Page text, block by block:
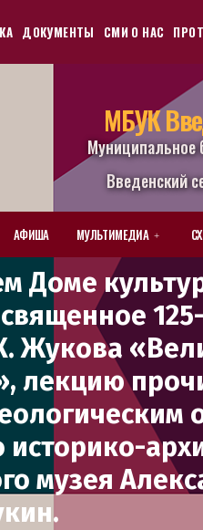
ДОКУМЕНТЫ СМИ О НАС
МБУК
Введенский
АФИША МУЛЬТИМЕДИА
Доме
Жукова
лекцию
историко-
музея